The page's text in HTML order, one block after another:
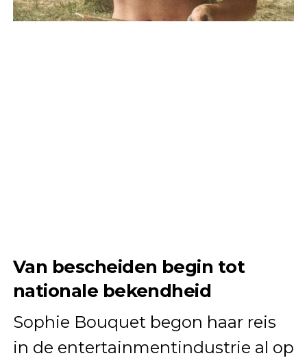
Van bescheiden begin tot
nationale bekendheid
Sophie Bouquet begon haar reis
in de entertainmentindustrie al op